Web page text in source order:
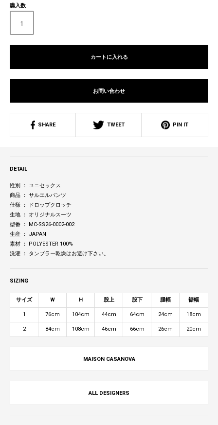
購入数
カートに入れる
お問い合わせ
SHARE TWEET PIN IT
DETAIL
性別 ： ユニセックス
商品 ： サルエルパンツ
仕様 ： ドロップクロッチ
生地 ： オリジナルスーツ
型番 ： MC-SS26-0002-002
生産 ： JAPAN
素材 ： POLYESTER 100%
洗濯 ： タンブラー乾燥はお避け下さい。
SIZING
サイズ W H 股上 股下 腿幅 裾幅
1 76cm 104cm 44cm 64cm 24cm 18cm
2 84cm 108cm 46cm 66cm 26cm 20cm
MAISON CASANOVA
ALL DESIGNERS